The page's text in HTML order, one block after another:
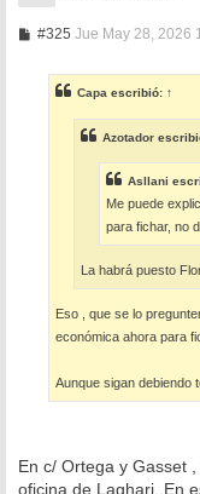
#325M
s
a
Jue May 28, 2026
Capa escribió: ↑
Azotador
Asllani
Me puede
para fichar, no
La habrá puesto
Eso , que se lo
económica ahora para
Aunque sigan debiendo
En c/ Ortega y Gasset
oficina de Laghari..En